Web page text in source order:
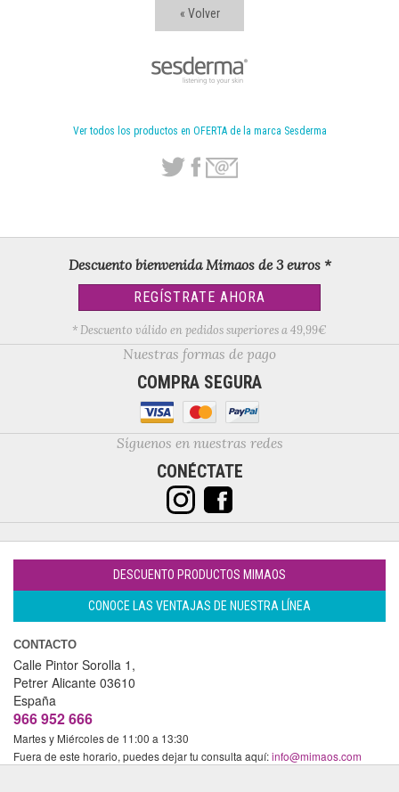
« Volver
Ver todos los productos en OFERTA de la marca Sesderma
Descuento bienvenida Mimaos de 3 euros *
REGÍSTRATE AHORA
* Descuento válido en pedidos superiores a 49,99€
Nuestras formas de pago
COMPRA SEGURA
Síguenos en nuestras redes
CONÉCTATE
DESCUENTO PRODUCTOS MIMAOS
CONOCE LAS VENTAJAS DE NUESTRA LÍNEA
CONTACTO
Calle Pintor Sorolla 1,
Petrer Alicante 03610
España
966 952 666
Martes y Miércoles de 11:00 a 13:30
Fuera de este horario, puedes dejar tu consulta aquí:info@mimaos.com